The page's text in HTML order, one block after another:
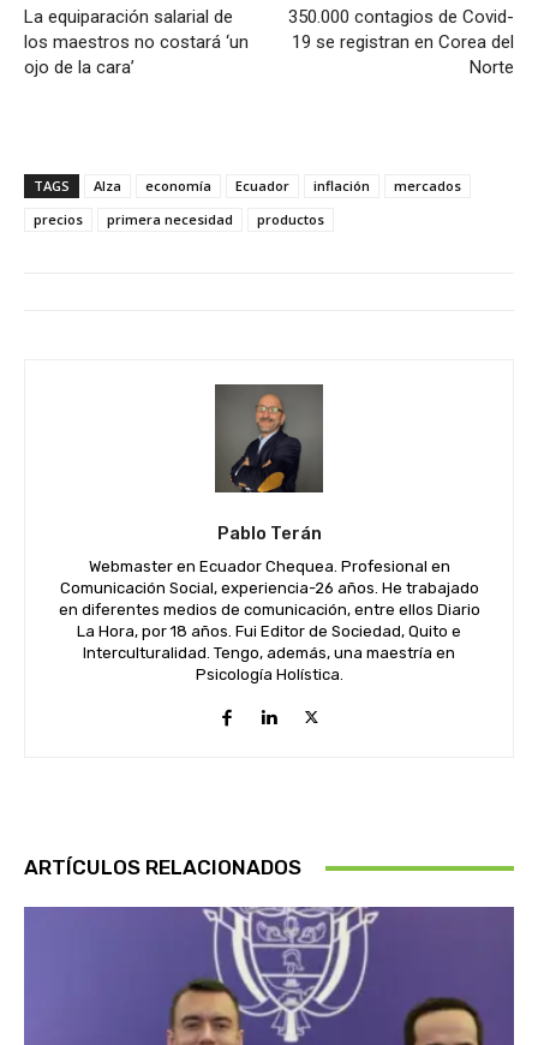
La equiparación salarial de
los maestros no costará ‘un
ojo de la cara’
350.000 contagios de Covid-
19 se registran en Corea del
Norte
TAGS Alza economía Ecuador inflación
mercados
precios
primera necesidad productos
Pablo Terán
Webmaster en Ecuador Chequea. Profesional en
Comunicación Social, experiencia-26 años. He trabajado
en diferentes medios de comunicación, entre ellos Diario
La Hora, por 18 años. Fui Editor de Sociedad, Quito e
Interculturalidad. Tengo, además, una maestría en
Psicología Holística.
ARTÍCULOS RELACIONADOS